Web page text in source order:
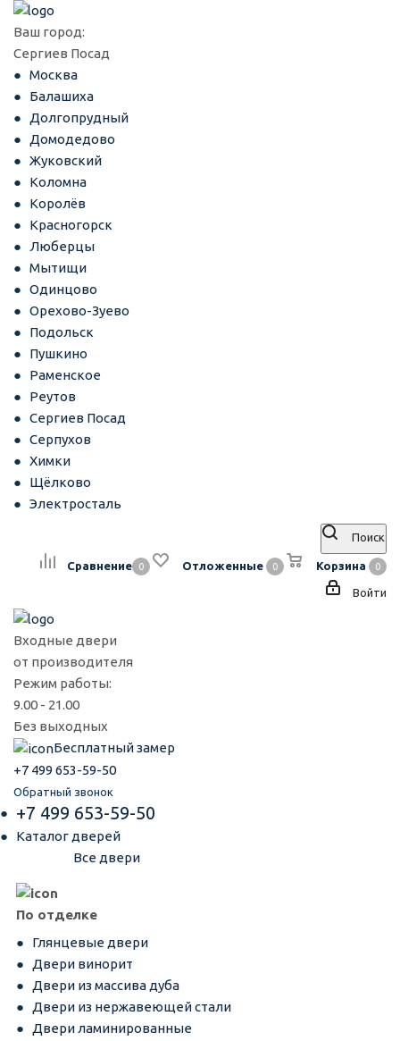
Ваш город:
Сергиев Посад
Москва
Балашиха
Долгопрудный
Домодедово
Жуковский
Коломна
Королёв
Красногорск
Люберцы
Мытищи
Одинцово
Орехово-Зуево
Подольск
Пушкино
Раменское
Реутов
Сергиев Посад
Серпухов
Химки
Щёлково
Электросталь
Поиск
Сравнение 0 Отложенные 0 Корзина 0
Войти
Входные двери
от производителя
Режим работы:
9.00 - 21.00
Без выходных
Бесплатный замер
+7 499 653-59-50
Обратный звонок
+7 499 653-59-50
Каталог дверей
Все двери
По отделке
Глянцевые двери
Двери винорит
Двери из массива дуба
Двери из нержавеющей стали
Двери ламинированные